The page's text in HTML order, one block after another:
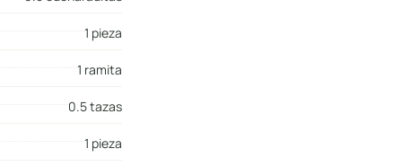
1 pieza
1 ramita
0.5 tazas
1 pieza